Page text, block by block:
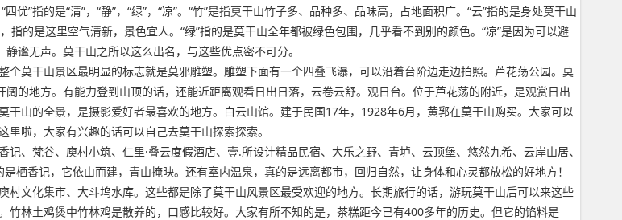
优”指的是“清”，“静”，“绿”，“凉”。“竹”是指莫干山竹子多、品种多、品味高，占地面积广。“云”指的是身处莫干山
指的是这里空气清新，景色宜人。“绿”指的是莫干山全年都被绿色包围，几乎看不到别的颜色。“凉”是因为可以避
谧无声。莫干山之所以这么出名，与这些优点密不可分。
莫干山景区最明显的标志就是莫邪雕塑。雕塑下面有一个四叠飞瀑，可以沿着台阶边走边拍照。芦花荡公园。莫
的地方。有能力登到山顶的话，还能近距离观看日出日落，云卷云舒。观日台。位于芦花荡的附近，是观赏日出
山的全景，是摄影爱好者最喜欢的地方。白云山馆。建于民国17年，1928年6月，黄郛在莫干山购买。大家可以
啦，大家有兴趣的话可以自己去莫干山探索探索。
、梵谷、庾村小筑、仁里·叠云度假酒店、壹.所设计精品民宿、大乐之野、青垆、云顶堡、悠然九希、云岸山居、
香记，它依山而建，青山掩映。还有室内温泉，真的是远离都市，回归自然，让身体和心灵都放松的好地方！
文化集市、大斗坞水库。这些都是除了莫干山风景区最受欢迎的地方。长期旅行的话，游玩莫干山后可以来这些
林土鸡煲中竹林鸡是散养的，口感比较好。大家有所不知的是，茶糕距今已有400多年的历史。但它的馅料是